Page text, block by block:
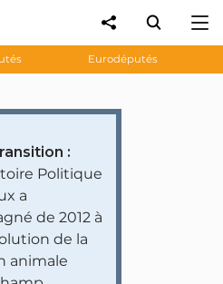
Eurodéputés
:
Politique
a
de 2012 à
de la
animale